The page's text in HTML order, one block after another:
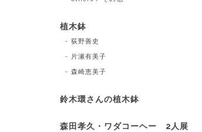
植木鉢
荻野善史
片瀬有美子
森崎恵美子
鈴木環さんの植木鉢
森田孝久・ワダコーヘー 2人展